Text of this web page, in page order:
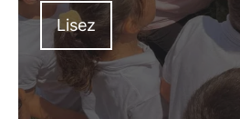
élèves du primaire et
génération.
Lisez